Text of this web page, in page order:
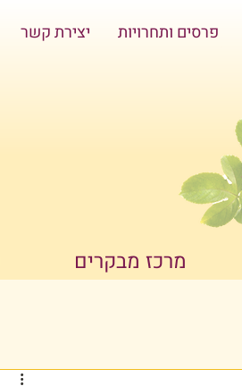
פרסים ותחרויות יצירת קשר
מרכז מבקרים